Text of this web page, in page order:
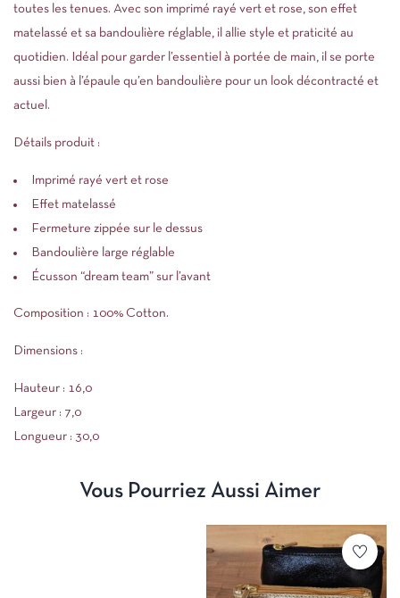
toutes les tenues. Avec son imprimé rayé vert et rose, son effet
matelassé et sa bandoulière réglable, il allie style et praticité au
quotidien. Idéal pour garder l’essentiel à portée de main, il se porte
aussi bien à l’épaule qu’en bandoulière pour un look décontracté et
actuel.
Détails produit :
Imprimé rayé vert et rose
Effet matelassé
Fermeture zippée sur le dessus
Bandoulière large réglable
Écusson “dream team” sur l’avant
Composition : 100% Cotton.
Dimensions :
Hauteur : 16,0
Largeur : 7,0
Longueur : 30,0
Vous Pourriez Aussi Aimer